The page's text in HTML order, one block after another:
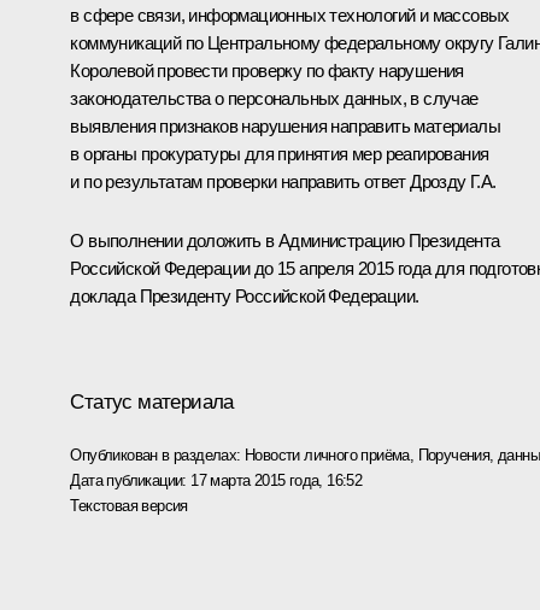
в сфере связи, информационных технологий и массовых
коммуникаций по Центральному федеральному округу
Королевой провести проверку по факту нарушения
законодательства о персональных данных, в случае
выявления признаков нарушения направить материалы
в органы прокуратуры для принятия мер реагирования
и по результатам проверки направить ответ Дрозду Г.А.
О выполнении доложить в Администрацию Президента
Российской Федерации до 15 апреля 2015 года для
доклада Президенту Российской Федерации.
Статус материала
Опубликован в разделах: Новости личного приёма, Поручения,
Дата публикации: 17 марта 2015 года, 16:52
Текстовая версия